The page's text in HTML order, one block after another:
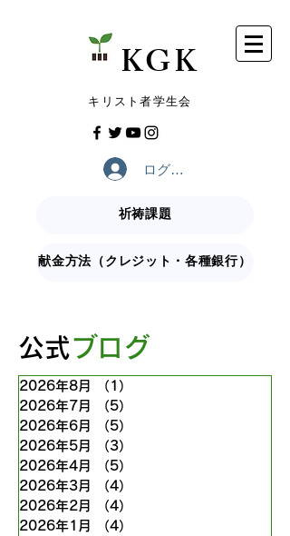
​KGK
​キリスト者学生会
ログイン
祈祷課題
献金方法（クレジット・各種銀行）
​公式ブログ
2026年8月 （1）
2026年7月
（5）
2026年6月
（5）
2026年5月
（3）
2026年4月
（5）
2026年3月
（4）
2026年2月
（4）
2026年1月
（4）